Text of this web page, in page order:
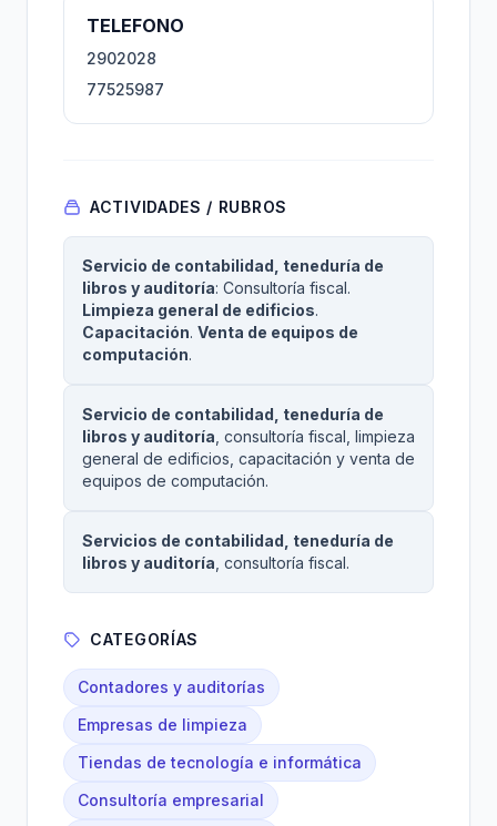
TELEFONO
2902028
77525987
ACTIVIDADES / RUBROS
Servicio de contabilidad, teneduría de
libros y auditoría: Consultoría fiscal.
Limpieza general de edificios.
Capacitación. Venta de equipos de
computación.
Servicio de contabilidad, teneduría de
libros y auditoría , consultoría fiscal, limpieza
general de edificios, capacitación y venta de
equipos de computación.
Servicios de contabilidad, teneduría de
libros y auditoría , consultoría fiscal.
CATEGORÍAS
Contadores y auditorías
Empresas de limpieza
Tiendas de tecnología e informática
Consultoría empresarial